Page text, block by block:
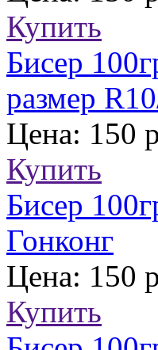
Купить
Бисер
размер
Цена: 150
Купить
Бисер
Гонконг
Цена: 150
Купить